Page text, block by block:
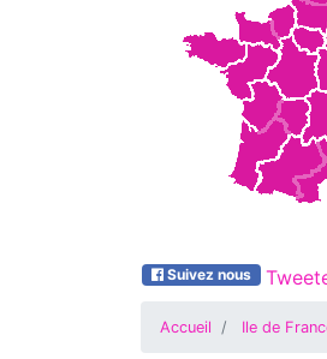
Suivez nous
Accueil Ile de